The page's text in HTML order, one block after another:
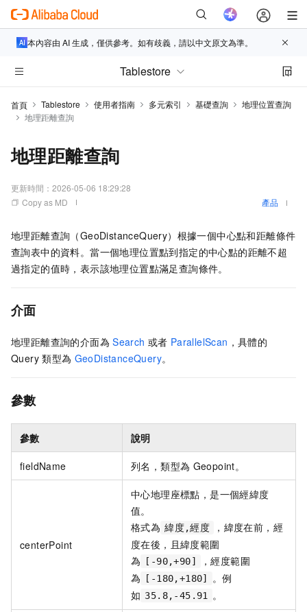
本內容由 AI 生成，僅供參考。如有歧義，請以中文原文為準。
Tablestore
首頁 Tablestore 使用者指南 多元索引 基礎查詢
地理位置查詢
地理距離查詢
地理距離查詢
更新時間： 2026-05-06 18:29:28
Copy as MD
產品
地理距離查詢（GeoDistanceQuery）根據一個中心點和距離條件
查詢表中的資料。當一個地理位置點到指定的中心點的距離不超
過指定的值時，表示該地理位置點滿足查詢條件。
介面
地理距離查詢的介面為 Search 或者 ParallelScan ，具體的
Query 類型為 GeoDistanceQuery。
參數
參數 說明
fieldName 列名，類型為 Geopoint。
centerPoint
中心地理座標點，是一個經緯度
值。
格式為 緯度,經度
，緯度在前，經
度在後，且緯度範圍
為
[-90,+90]
，經度範圍
為
[-180,+180]
。例
如 35.8,-45.91 。